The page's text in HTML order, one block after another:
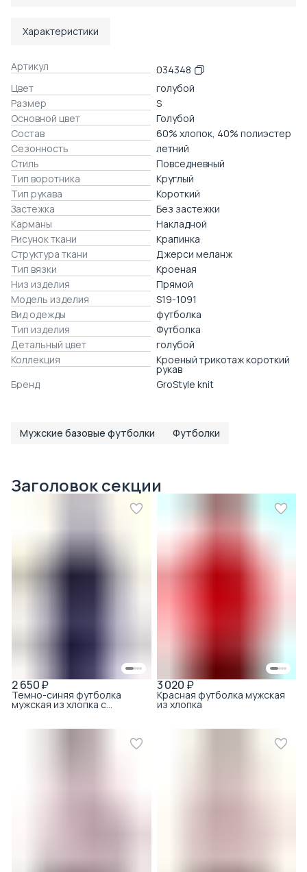
Характеристики
Артикул
034348
Цвет
голубой
Размер
S
Основной цвет
Голубой
Состав
60% хлопок, 40% полиэстер
Сезонность
летний
Стиль
Повседневный
Тип воротника
Круглый
Тип рукава
Короткий
Застежка
Без застежки
Карманы
Накладной
Рисунок ткани
Крапинка
Структура ткани
Джерси меланж
Тип вязки
Кроеная
Низ изделия
Прямой
Модель изделия
S19-1091
Вид одежды
футболка
Тип изделия
Футболка
Детальный цвет
голубой
Коллекция
Кроеный трикотаж короткий
рукав
Бренд
GroStyle knit
Мужские базовые футболки Футболки
Заголовок секции
2 650 ₽
Темно-синяя футболка
мужская из хлопка с
круглым вырезом с
3 020 ₽
Красная футболка мужская
из хлопка